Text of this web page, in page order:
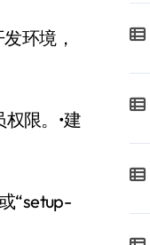
限。•建
“setup-